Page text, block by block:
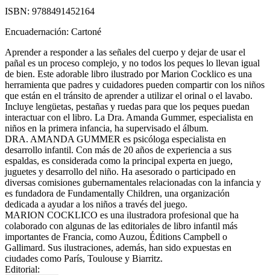
ISBN: 9788491452164
Encuadernación: Cartoné
Aprender a responder a las señales del cuerpo y dejar de usar el
pañal es un proceso complejo, y no todos los peques lo llevan igual
de bien. Este adorable libro ilustrado por Marion Cocklico es una
herramienta que padres y cuidadores pueden compartir con los niños
que están en el tránsito de aprender a utilizar el orinal o el lavabo.
Incluye lengüetas, pestañas y ruedas para que los peques puedan
interactuar con el libro. La Dra. Amanda Gummer, especialista en
niños en la primera infancia, ha supervisado el álbum.
DRA. AMANDA GUMMER es psicóloga especialista en
desarrollo infantil. Con más de 20 años de experiencia a sus
espaldas, es considerada como la principal experta en juego,
juguetes y desarrollo del niño. Ha asesorado o participado en
diversas comisiones gubernamentales relacionadas con la infancia y
es fundadora de Fundamentally Children, una organización
dedicada a ayudar a los niños a través del juego.
MARION COCKLICO es una ilustradora profesional que ha
colaborado con algunas de las editoriales de libro infantil más
importantes de Francia, como Auzou, Éditions Campbell o
Gallimard. Sus ilustraciones, además, han sido expuestas en
ciudades como París, Toulouse y Biarritz.
Editorial: